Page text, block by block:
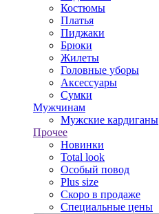
Костюмы
Платья
Пиджаки
Брюки
Жилеты
Головные уборы
Аксессуары
Сумки
Мужчинам
Мужские кардиганы
Прочее
Новинки
Total look
Особый повод
Plus size
Скоро в продаже
Специальные цены